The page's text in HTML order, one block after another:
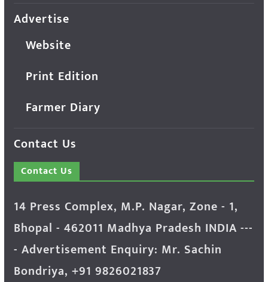
Advertise
Website
Print Edition
Farmer Diary
Contact Us
Contact Us
14 Press Complex, M.P. Nagar, Zone - 1,
Bhopal - 462011 Madhya Pradesh INDIA ---
- Advertisement Enquiry: Mr. Sachin
Bondriya, +91 9826021837